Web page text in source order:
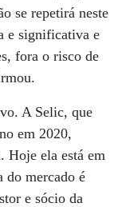
se repetirá neste
e significativa e
fora o risco de
A Selic, que
em 2020,
Hoje ela está em
do mercado é
e sócio da